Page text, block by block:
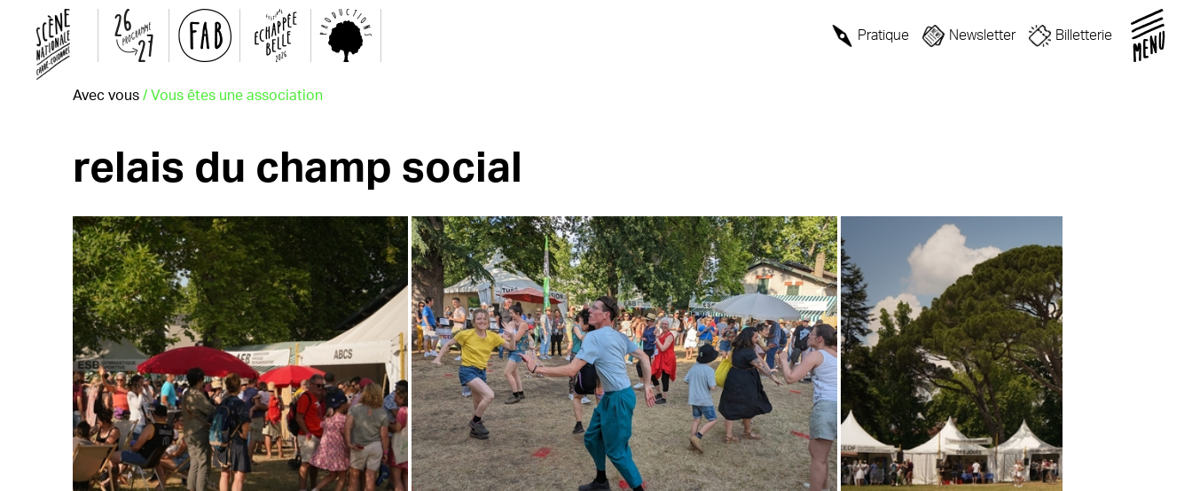
Pratique Newsletter Billetterie
Avec vous / Vous êtes une association
relais du champ social